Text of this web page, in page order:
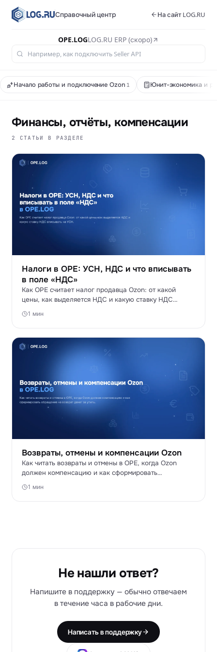
Справочный центр На сайт LOG.RU
OPE.LOGLOG.RU ERP (скоро)
Начало работы и подключение Ozon 1 Юнит-экономика и
Финансы, отчёты, компенсации
2 СТАТЬИ В РАЗДЕЛЕ
Налоги в OPE: УСН, НДС и что вписывать
в поле «НДС»
Как OPE считает налог продавца Ozon: от какой
цены, как выделяется НДС и какую ставку НДС
вписывать на УСН.
1 мин
Возвраты, отмены и компенсации Ozon
Как читать возвраты и отмены в OPE, когда Ozon
должен компенсацию и как сформировать
обращение на возврат денег за утиль.
1 мин
Не нашли ответ?
Напишите в поддержку — обычно отвечаем
в течение часа в рабочие дни.
Написать в поддержку